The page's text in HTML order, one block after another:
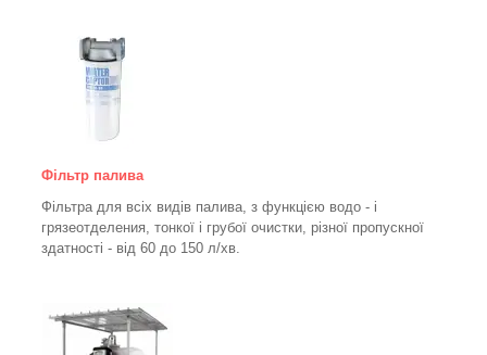
Фільтр палива
Фільтра для всіх видів палива, з функцією водо - і
грязеотделения, тонкої і грубої очистки, різної пропускної
здатності - від 60 до 150 л/хв